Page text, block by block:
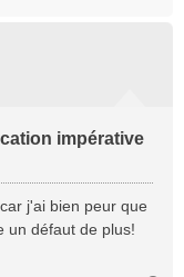
impérative
j'ai bien peur que
un défaut de plus!